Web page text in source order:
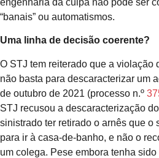
engenharia da culpa não pode ser
“banais” ou automatismos.
Uma linha de decisão coerente?
O STJ tem reiterado que a violação
não basta para descaracterizar um
de outubro de 2021 (processo n.º
STJ recusou a descaracterização
sinistrado ter retirado o arnês que o
para ir à casa-de-banho, e não o
um colega. Pese embora tenha